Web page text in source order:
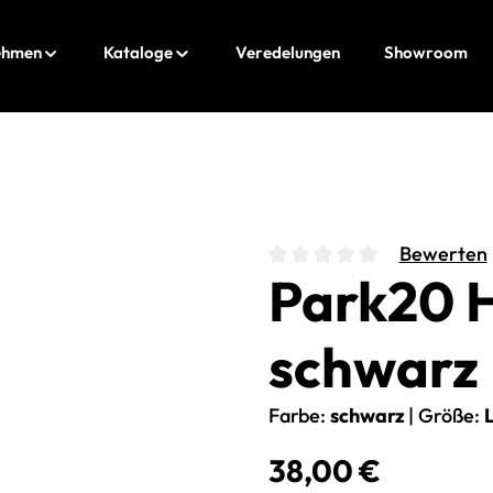
Kataloge Veredelungen Showroom
Durchschnittliche
Bewerten
Park20
schwarz
Farbe: schwarz| Größe:
Regulärer Preis:
38,00 €